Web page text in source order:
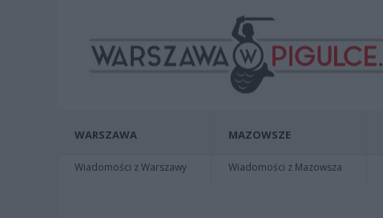
WARSZAWA
Wiadomości z Warszawy
MAZOWSZE
Wiadomości z Mazowsza